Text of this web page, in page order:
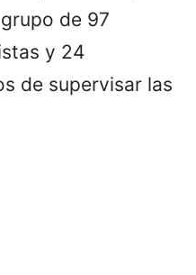
de 97
y 24
de supervisar las